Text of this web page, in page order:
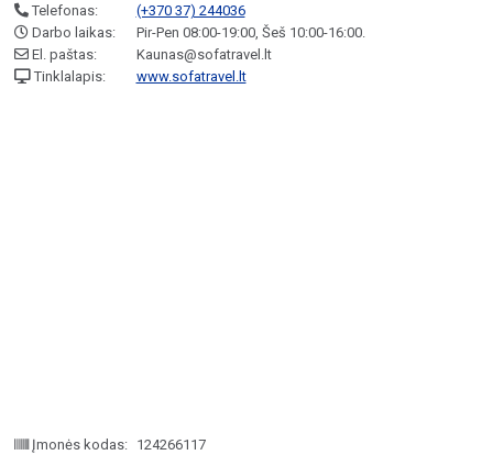
Telefonas:
(+370 37) 244036
Darbo laikas:
Pir-Pen 08:00-19:00, Šeš 10:00-16:00.
El. paštas:
Kaunas@sofatravel.lt
Tinklalapis:
www.sofatravel.lt
Įmonės kodas: 124266117